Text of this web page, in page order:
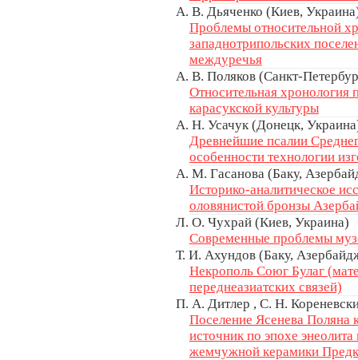
А. В. Дьяченко (Киев,
Проблемы относительной
западнотрипольских
междуречья
А. В. Поляков (Санкт-
Относительная хронология
карасукской культуры
А. Н. Усачук (Донецк,
Древнейшие псалии
особенности технологии
А. М. Гасанова (Баку,
Историко-аналитическое
оловянистой бронзы
Л. О. Чухрай (Киев, Украина)
Современные проблемы
Т. И. Ахундов (Баку,
Некрополь Cоюг Булаг
переднеазиатских связей)
П. А. Дитлер , С. Н.
Поселение Ясенева Поляна
источник по эпохе
жемчужной керамики